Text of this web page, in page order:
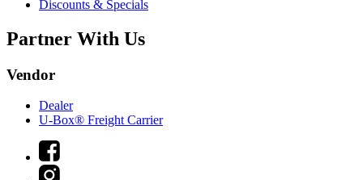
Discounts & Specials
Partner With Us
Vendor
Dealer
U-Box® Freight Carrier